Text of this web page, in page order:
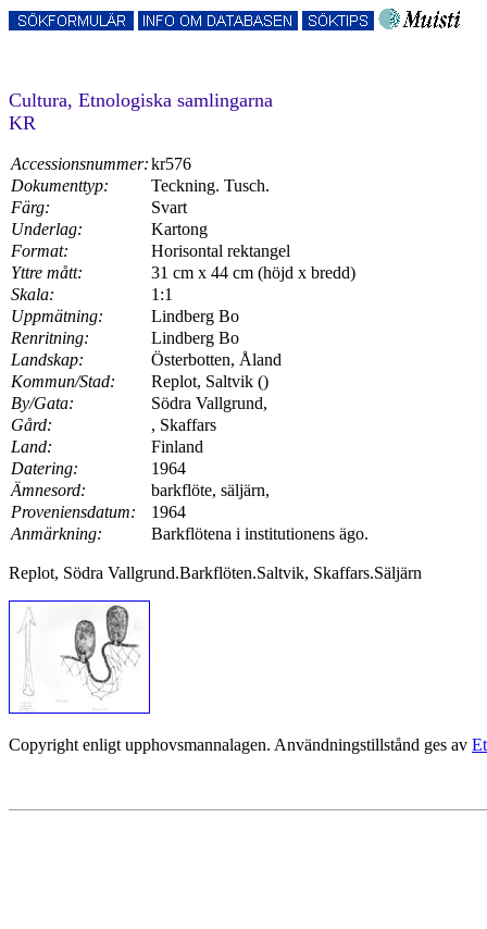
Cultura, Etnologiska samlingarna
KR
Accessionsnummer:kr576
Dokumenttyp:
Teckning. Tusch.
Färg:
Svart
Underlag:
Kartong
Format:
Horisontal rektangel
Yttre mått:
31 cm x 44 cm (höjd x bredd)
Skala:
1:1
Uppmätning:
Lindberg Bo
Renritning:
Lindberg Bo
Landskap:
Österbotten, Åland
Kommun/Stad:
Replot, Saltvik ()
By/Gata:
Södra Vallgrund,
Gård:
, Skaffars
Land:
Finland
Datering:
1964
Ämnesord:
barkflöte, säljärn,
Proveniensdatum:
1964
Anmärkning:
Barkflötena i institutionens ägo.
Replot, Södra Vallgrund.Barkflöten.Saltvik, Skaffars.Säljärn
Copyright enligt upphovsmannalagen. Användningstillstånd ges av